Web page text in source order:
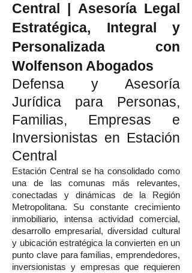
Central | Asesoría Legal
Estratégica, Integral y
Personalizada con
Wolfenson Abogados
Defensa y Asesoría
Jurídica para Personas,
Familias, Empresas e
Inversionistas en Estación
Central
Estación Central se ha consolidado como
una de las comunas más relevantes,
conectadas y dinámicas de la Región
Metropolitana. Su constante crecimiento
inmobiliario, intensa actividad comercial,
desarrollo empresarial, diversidad cultural
y ubicación estratégica la convierten en un
punto clave para familias, emprendedores,
inversionistas y empresas que requieren